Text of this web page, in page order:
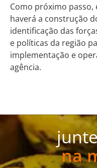
Como próximo passo,
haverá a construção
identificação das
e políticas da região
implementação e
agência.
na